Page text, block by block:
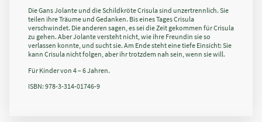
Die Gans Jolante und die Schildkröte Crisula sind unzertrennlich. Sie
teilen ihre Träume und Gedanken. Bis eines Tages Crisula
verschwindet. Die anderen sagen, es sei die Zeit gekommen für Crisula
zu gehen. Aber Jolante versteht nicht, wie ihre Freundin sie so
verlassen konnte, und sucht sie. Am Ende steht eine tiefe Einsicht: Sie
kann Crisula nicht folgen, aber ihr trotzdem nah sein, wenn sie will.
Für Kinder von 4 – 6 Jahren.
ISBN: 978-3-314-01746-9